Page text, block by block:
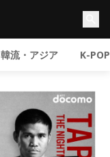
韓流・アジア K-POP